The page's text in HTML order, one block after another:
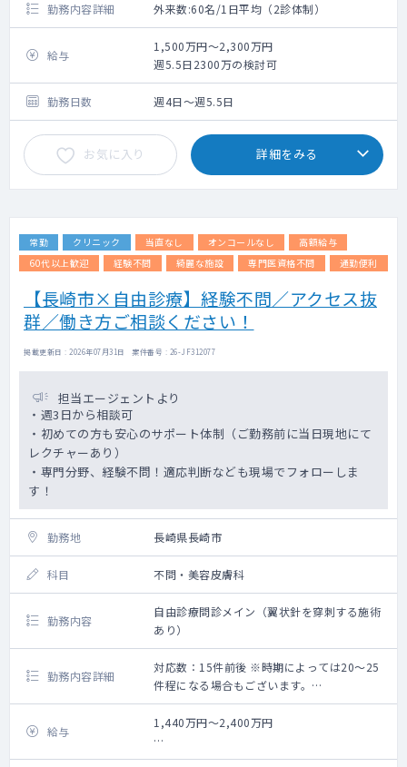
勤務内容詳細 外来数:60名/1日平均（2診体制）
給与
1,500万円～2,300万円
週5.5日2300万の検討可
勤務日数 週4日～週5.5日
お気に入り 詳細をみる
常勤 クリニック 当直なし オンコールなし
高額給与
60代以上歓迎
経験不問 綺麗な施設 専門医資格不問 通勤便利
【長崎市×自由診療】経験不問／アクセス抜
群／働き方ご相談ください！
掲載更新日 : 2026年07月31日 案件番号 : 26-JF312077
担当エージェントより
・週3日から相談可
・初めての方も安心のサポート体制（ご勤務前に当日現地にて
レクチャーあり）
・専門分野、経験不問！適応判断なども現場でフォローしま
す！
勤務地 長崎県長崎市
科目 不問・美容皮膚科
勤務内容
自由診療問診メイン（翼状針を穿刺する施術
あり）
勤務内容詳細
対応数：15件前後 ※時期によっては20～25
件程になる場合もございます。
■ 勤務内容（問診メイン／翼状針を穿刺する
施術あり）
１．AGA・FAGA治療に関する診察・適応判断
２．医療痩身の既往・禁忌確認
給与
1,440万円～2,400万円
＜給与目安＞